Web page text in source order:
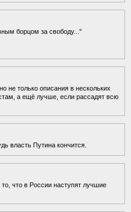
борцом за свободу..."
не только описания в нескольких
а ещё лучше, если рассадят всю
власть Путина кончится.
что в России наступят лучшие